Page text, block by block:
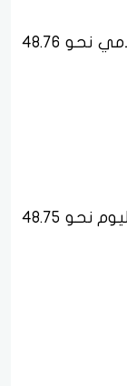
سجل سعر الدولار في بنك فيصل الإسلامي نحو 48.76
أما في بنك مصر، فسجل سعر الدولار اليوم نحو 48.75